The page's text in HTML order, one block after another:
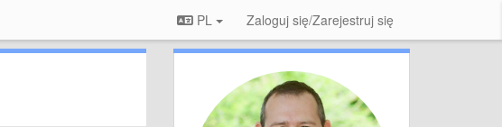
PL Zaloguj się/Zarejestruj się